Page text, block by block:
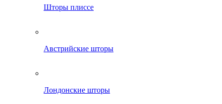
Шторы плиссе
Австрийские шторы
Лондонские шторы